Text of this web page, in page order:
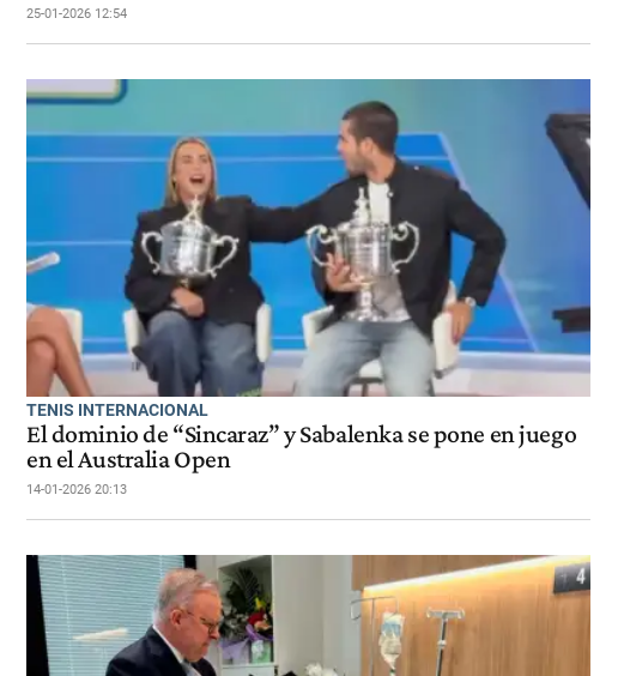
25-01-2026 12:54
TENIS INTERNACIONAL
El dominio de “Sincaraz” y Sabalenka se pone en juego
en el Australia Open
14-01-2026 20:13